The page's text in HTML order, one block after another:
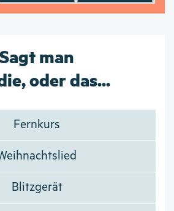
Sagt man
oder das...
Fernkurs
Blitzgerät